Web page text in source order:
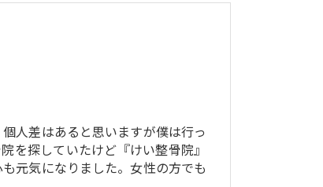
人差はあると思いますが僕は行っ
を探していたけど『けい整骨院』
元気になりました。女性の方でも